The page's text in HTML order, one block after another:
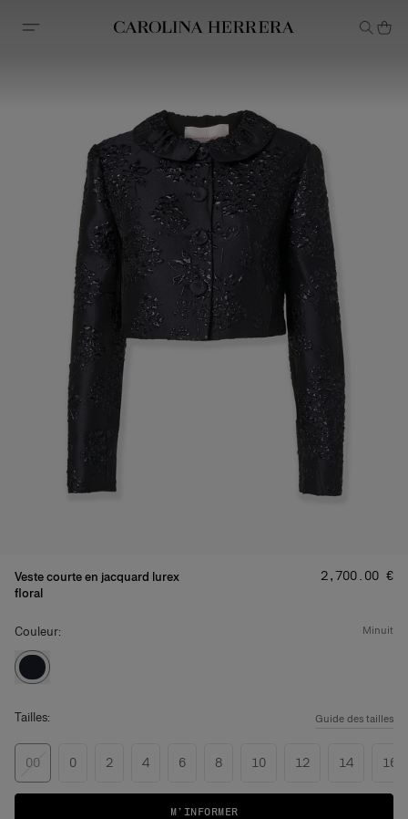
Avis d'accessibilité (lien)
Veste courte en jacquard lurex
floral
Prix:
‌2,700.00 €
Couleur: minuit
Tailles: Guide des tailles
00 0 2 4 6 8 10 12 14 16
M’INFORMER